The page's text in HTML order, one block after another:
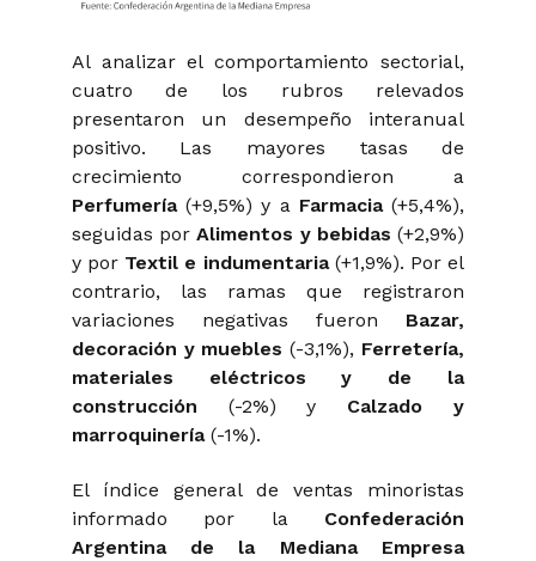
Al analizar el comportamiento sectorial,
cuatro de los rubros relevados
presentaron un desempeño interanual
positivo. Las mayores tasas de
crecimiento correspondieron a
Perfumería(+9,5%) y a Farmacia(+5,4%),
seguidas porAlimentos y bebidas (+2,9%)
y por Textil e indumentaria(+1,9%). Por el
contrario, las ramas que registraron
variaciones negativas fueron Bazar,
decoración y muebles (-3,1%), Ferretería,
materiales eléctricos y de la
construcción (-2%) y Calzado y
marroquinería(-1%).
El índice general de ventas minoristas
informado por la Confederación
Argentina de la Mediana Empresa